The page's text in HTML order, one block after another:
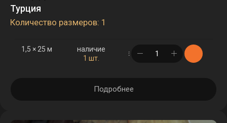
Турция
Количество размеров: 1
1,5 × 25 м
наличие
1 шт.
в корзине
Подробнее